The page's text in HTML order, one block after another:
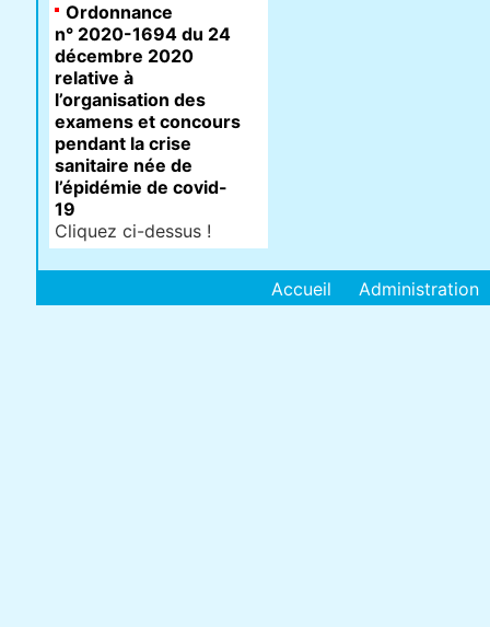
Ordonnance
n° 2020-1694 du 24
décembre 2020
relative à
l’organisation des
examens et concours
pendant la crise
sanitaire née de
l’épidémie de covid-
19
Cliquez ci-dessus !
Accueil Administration